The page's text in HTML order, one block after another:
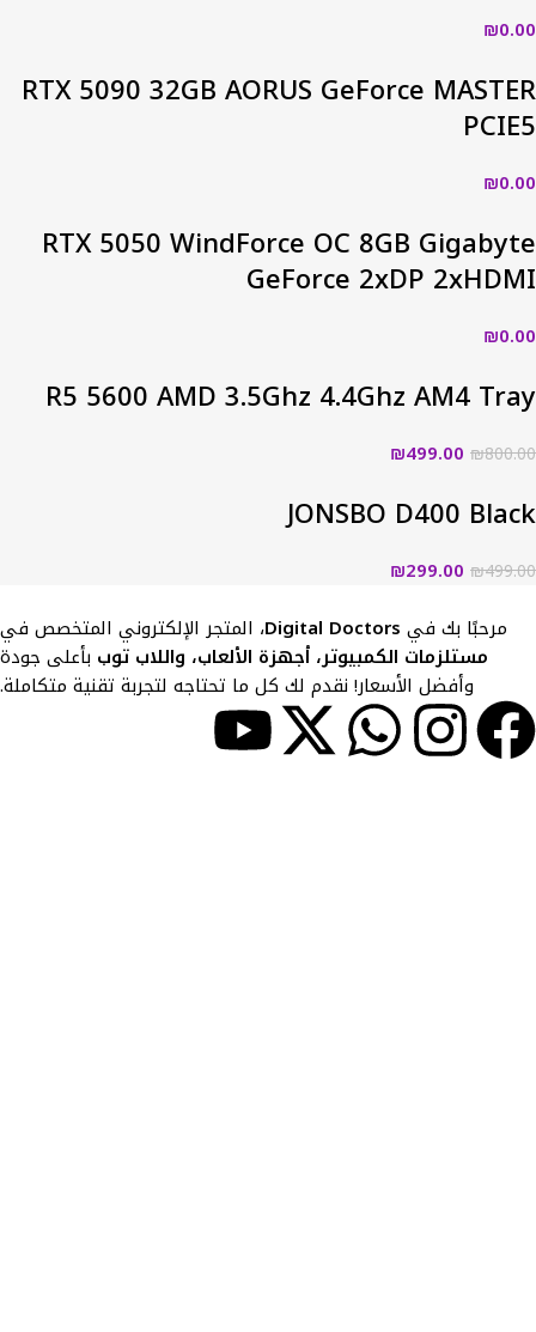
₪0.00
RTX 5090 32GB AORUS GeForce MASTER
PCIE5
₪0.00
RTX 5050 WindForce OC 8GB Gigabyte
GeForce 2xDP 2xHDMI
₪0.00
R5 5600 AMD 3.5Ghz 4.4Ghz AM4 Tray
₪800.00
₪499.00
JONSBO D400 Black
₪499.00
₪299.00
مرحبًا بك في Digital Doctors، المتجر الإلكتروني المتخصص في
مستلزمات الكمبيوتر، أجهزة الألعاب، واللاب توب بأعلى جودة
وأفضل الأسعار! نقدم لك كل ما تحتاجه لتجربة تقنية متكاملة.